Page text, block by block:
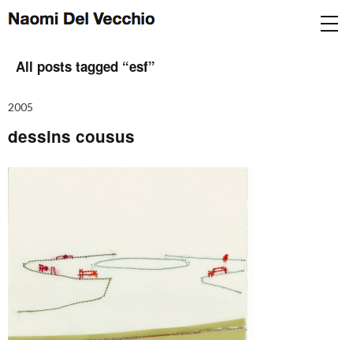
All posts tagged “esf”
2005
dessins cousus